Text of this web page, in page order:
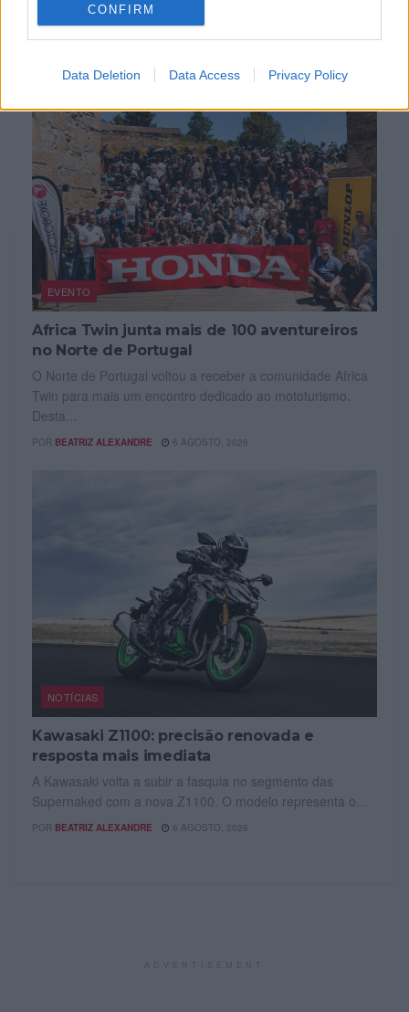
CONFIRM
Data Deletion Data Access Privacy Policy
EVENTO
Africa Twin junta mais de 100 aventureiros
no Norte de Portugal
O Norte de Portugal voltou a receber a comunidade Africa
Twin para mais um encontro dedicado ao mototurismo.
Desta...
POR BEATRIZ ALEXANDRE 6 AGOSTO, 2026
NOTÍCIAS
Kawasaki Z1100: precisão renovada e
resposta mais imediata
A Kawasaki volta a subir a fasquia no segmento das
Supernaked com a nova Z1100. O modelo representa o...
POR BEATRIZ ALEXANDRE 6 AGOSTO, 2026